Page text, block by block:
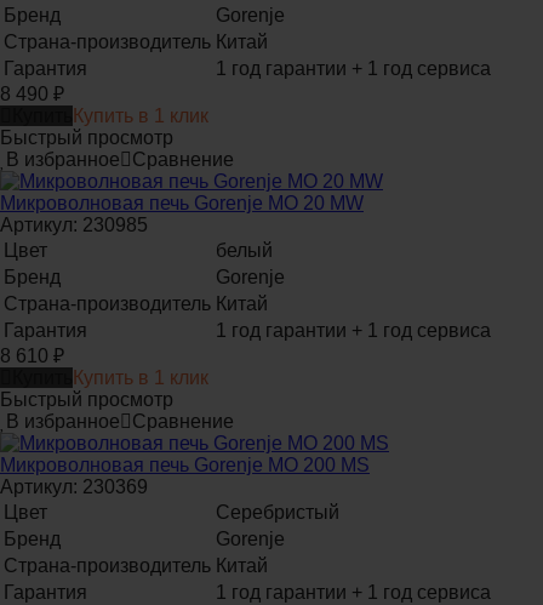
Бренд
Gorenje
Страна-производитель Китай
Гарантия
1 год гарантии + 1 год сервиса
8 490 ₽
Купить в 1 клик
Быстрый просмотр
В избранное
Сравнение
Микроволновая печь Gorenje MO 20 MW
Артикул: 230985
Цвет
белый
Бренд
Gorenje
Страна-производитель Китай
Гарантия
1 год гарантии + 1 год сервиса
8 610 ₽
Купить в 1 клик
Быстрый просмотр
В избранное
Сравнение
Микроволновая печь Gorenje MO 200 MS
Артикул: 230369
Цвет
Серебристый
Бренд
Gorenje
Страна-производитель Китай
Гарантия
1 год гарантии + 1 год сервиса